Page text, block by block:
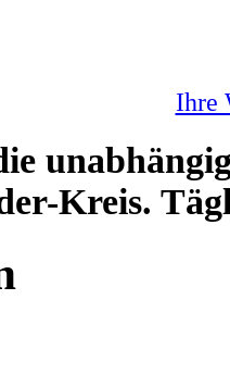
Ihre
Kreis.